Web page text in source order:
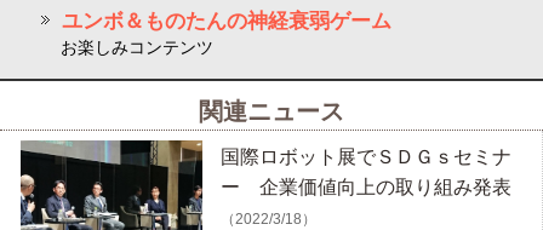
ユンボ＆ものたんの神経衰弱ゲーム
お楽しみコンテンツ
関連ニュース
国際ロボット展でＳＤＧｓセミナ
ー 企業価値向上の取り組み発表
（2022/3/18）